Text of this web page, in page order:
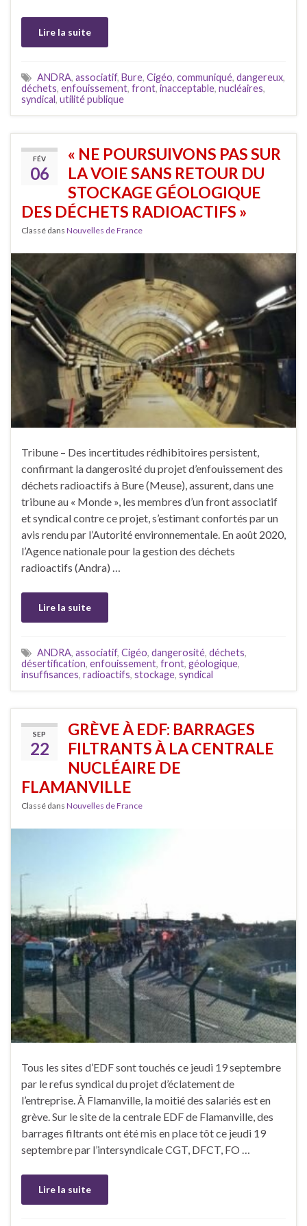
Lire la suite
ANDRA, associatif, Bure, Cigéo, communiqué, dangereux,
déchets, enfouissement, front, inacceptable, nucléaires,
syndical, utilité publique
FÉV
06
« NE POURSUIVONS PAS SUR
LA VOIE SANS RETOUR DU
STOCKAGE GÉOLOGIQUE
DES DÉCHETS RADIOACTIFS »
Classé dans Nouvelles de France
Tribune – Des incertitudes rédhibitoires persistent,
confirmant la dangerosité du projet d’enfouissement des
déchets radioactifs à Bure (Meuse), assurent, dans une
tribune au « Monde », les membres d’un front associatif
et syndical contre ce projet, s’estimant confortés par un
avis rendu par l’Autorité environnementale. En août 2020,
l’Agence nationale pour la gestion des déchets
radioactifs (Andra) …
Lire la suite
ANDRA, associatif, Cigéo, dangerosité, déchets,
désertification, enfouissement, front, géologique,
insuffisances, radioactifs, stockage, syndical
SEP
22
GRÈVE À EDF: BARRAGES
FILTRANTS À LA CENTRALE
NUCLÉAIRE DE
FLAMANVILLE
Classé dans Nouvelles de France
Tous les sites d’EDF sont touchés ce jeudi 19 septembre
par le refus syndical du projet d’éclatement de
l’entreprise. À Flamanville, la moitié des salariés est en
grève. Sur le site de la centrale EDF de Flamanville, des
barrages filtrants ont été mis en place tôt ce jeudi 19
septembre par l’intersyndicale CGT, DFCT, FO …
Lire la suite